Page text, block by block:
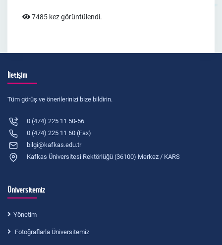
7485 kez görüntülendi.
İletişim
Tüm görüş ve önerilerinizi bize bildirin.
0 (474) 225 11 50-56
0 (474) 225 11 60 (Fax)
bilgi@kafkas.edu.tr
Kafkas Üniversitesi Rektörlüğü (36100) Merkez / KARS
Üniversitemiz
Yönetim
Fotoğraflarla Üniversitemiz